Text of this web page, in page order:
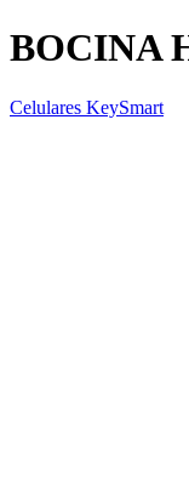
BOCINA
Celulares KeySmart